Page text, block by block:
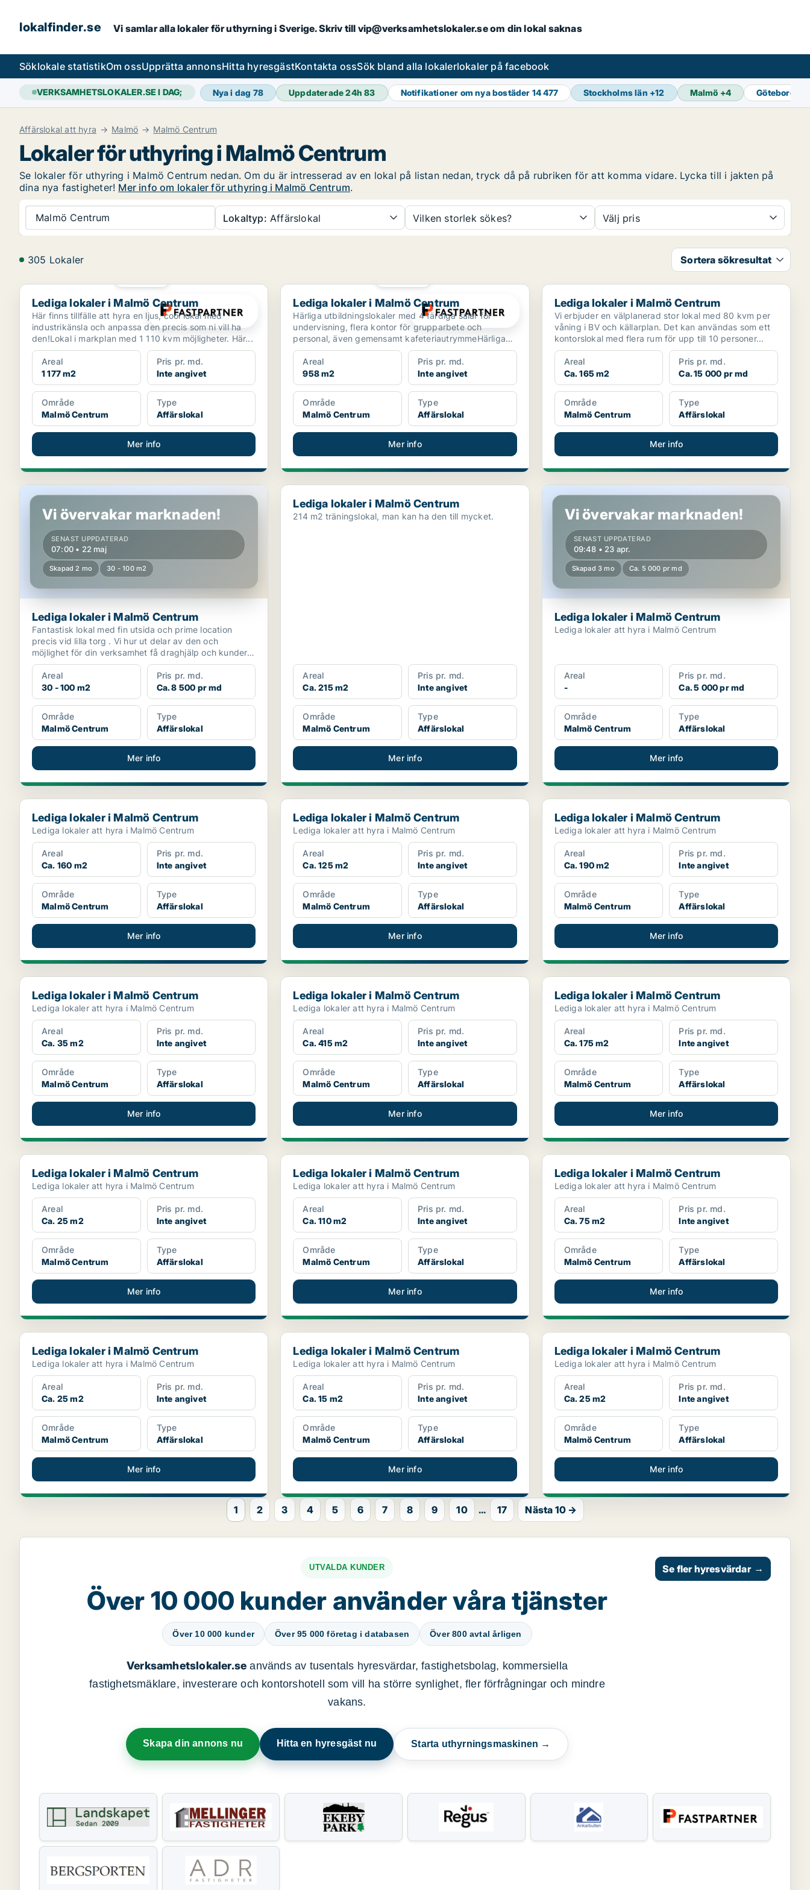
lokalfinder.se Vi samlar alla lokaler för uthyrning i Sverige. Skriv till vip@verksamhetslokaler.se om din lokal saknas
Söklokale statistikOm ossUpprätta annonsHitta hyresgästKontakta ossSök bland alla lokalerlokaler på facebook
VERKSAMHETSLOKALER.SE I DAG; Nya i dag 78 Uppdaterade 24h83 Notifikationer om nya bostäder 14 477 Stockholms län +12 Malmö +4 Göteborg
Affärslokal att hyra Malmö Malmö Centrum
Lokaler för uthyring i Malmö Centrum
Se lokaler för uthyring i Malmö Centrum nedan. Om du är intresserad av en lokal på listan nedan, tryck då på rubriken för att komma vidare. Lycka till i jakten på
dina nya fastigheter! Mer info om lokaler för uthyring i Malmö Centrum.
Malmö Centrum Lokaltyp: Affärslokal Vilken storlek sökes? Välj pris
305 Lokaler Sortera sökresultat
Lediga lokaler i Malmö Centrum
Lediga lokaler i Malmö Centrum
Här finns tillfälle att hyra en ljus, cool lokal med
industrikänsla och anpassa den precis som ni vill ha
den!Lokal i markplan med 1 110 kvm möjligheter. Här...
Areal
1 177 m2
Pris pr. md.
Inte angivet
Område
Malmö Centrum
Type
Affärslokal
Mer info
Lediga lokaler i Malmö Centrum
Lediga lokaler i Malmö Centrum
Härliga utbildningslokaler med 4 färdiga salar för
undervisning, flera kontor för grupparbete och
personal, även gemensamt kafeteriautrymmeHärliga
utbildning...
Areal
958 m2
Pris pr. md.
Inte angivet
Område
Malmö Centrum
Type
Affärslokal
Mer info
Lediga lokaler i Malmö Centrum
Lediga lokaler i Malmö Centrum
Vi erbjuder en välplanerad stor lokal med 80 kvm per
våning i BV och källarplan. Det kan användas som ett
kontorslokal med flera rum för upp till 10 personer...
Areal
Ca. 165 m2
Pris pr. md.
Ca. 15 000 pr md
Område
Malmö Centrum
Type
Affärslokal
Mer info
Lediga lokaler i Malmö Centrum
Vi övervakar marknaden!
SENAST UPPDATERAD
07:00 • 22 maj
Skapad 2 mo 30 - 100 m2
Lediga lokaler i Malmö Centrum
Fantastisk lokal med fin utsida och prime location
precis vid lilla torg . Vi hur ut delar av den och
möjlighet för din verksamhet få draghjälp och kunder
f...
Areal
30 - 100 m2
Pris pr. md.
Ca. 8 500 pr md
Område
Malmö Centrum
Type
Affärslokal
Mer info
Lediga lokaler i Malmö Centrum
Lediga lokaler i Malmö Centrum
214 m2 träningslokal, man kan ha den till mycket.
Areal
Ca. 215 m2
Pris pr. md.
Inte angivet
Område
Malmö Centrum
Type
Affärslokal
Mer info
Lediga lokaler i Malmö Centrum
Vi övervakar marknaden!
SENAST UPPDATERAD
09:48 • 23 apr.
Skapad 3 mo Ca. 5 000 pr md
Lediga lokaler i Malmö Centrum
Lediga lokaler att hyra i Malmö Centrum
Areal
-
Pris pr. md.
Ca. 5 000 pr md
Område
Malmö Centrum
Type
Affärslokal
Mer info
Lediga lokaler i Malmö Centrum
Lediga lokaler i Malmö Centrum
Lediga lokaler att hyra i Malmö Centrum
Areal
Ca. 160 m2
Pris pr. md.
Inte angivet
Område
Malmö Centrum
Type
Affärslokal
Mer info
Lediga lokaler i Malmö Centrum
Lediga lokaler i Malmö Centrum
Lediga lokaler att hyra i Malmö Centrum
Areal
Ca. 125 m2
Pris pr. md.
Inte angivet
Område
Malmö Centrum
Type
Affärslokal
Mer info
Lediga lokaler i Malmö Centrum
Lediga lokaler i Malmö Centrum
Lediga lokaler att hyra i Malmö Centrum
Areal
Ca. 190 m2
Pris pr. md.
Inte angivet
Område
Malmö Centrum
Type
Affärslokal
Mer info
Lediga lokaler i Malmö Centrum
Lediga lokaler i Malmö Centrum
Lediga lokaler att hyra i Malmö Centrum
Areal
Ca. 35 m2
Pris pr. md.
Inte angivet
Område
Malmö Centrum
Type
Affärslokal
Mer info
Lediga lokaler i Malmö Centrum
Lediga lokaler i Malmö Centrum
Lediga lokaler att hyra i Malmö Centrum
Areal
Ca. 415 m2
Pris pr. md.
Inte angivet
Område
Malmö Centrum
Type
Affärslokal
Mer info
Lediga lokaler i Malmö Centrum
Lediga lokaler i Malmö Centrum
Lediga lokaler att hyra i Malmö Centrum
Areal
Ca. 175 m2
Pris pr. md.
Inte angivet
Område
Malmö Centrum
Type
Affärslokal
Mer info
Lediga lokaler i Malmö Centrum
Lediga lokaler i Malmö Centrum
Lediga lokaler att hyra i Malmö Centrum
Areal
Ca. 25 m2
Pris pr. md.
Inte angivet
Område
Malmö Centrum
Type
Affärslokal
Mer info
Lediga lokaler i Malmö Centrum
Lediga lokaler i Malmö Centrum
Lediga lokaler att hyra i Malmö Centrum
Areal
Ca. 110 m2
Pris pr. md.
Inte angivet
Område
Malmö Centrum
Type
Affärslokal
Mer info
Lediga lokaler i Malmö Centrum
Lediga lokaler i Malmö Centrum
Lediga lokaler att hyra i Malmö Centrum
Areal
Ca. 75 m2
Pris pr. md.
Inte angivet
Område
Malmö Centrum
Type
Affärslokal
Mer info
Lediga lokaler i Malmö Centrum
Lediga lokaler i Malmö Centrum
Lediga lokaler att hyra i Malmö Centrum
Areal
Ca. 25 m2
Pris pr. md.
Inte angivet
Område
Malmö Centrum
Type
Affärslokal
Mer info
Lediga lokaler i Malmö Centrum
Lediga lokaler i Malmö Centrum
Lediga lokaler att hyra i Malmö Centrum
Areal
Ca. 15 m2
Pris pr. md.
Inte angivet
Område
Malmö Centrum
Type
Affärslokal
Mer info
Lediga lokaler i Malmö Centrum
Lediga lokaler i Malmö Centrum
Lediga lokaler att hyra i Malmö Centrum
Areal
Ca. 25 m2
Pris pr. md.
Inte angivet
Område
Malmö Centrum
Type
Affärslokal
Mer info
1 2 3 4 5 6 7 8 9 10 ... 17 Nästa 10 →
UTVALDA KUNDER
Över 10 000 kunder använder våra tjänster
Över 10 000 kunder Över 95 000 företag i databasen Över 800 avtal årligen
Verksamhetslokaler.se används av tusentals hyresvärdar, fastighetsbolag, kommersiella
fastighetsmäklare, investerare och kontorshotell som vill ha större synlighet, fler förfrågningar och mindre
vakans.
Skapa din annons nu Hitta en hyresgäst nu Starta uthyrningsmaskinen →
Se fler hyresvärdar →